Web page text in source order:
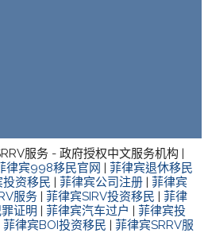
服务 - 政府授权中文服务机构 |
律宾998移民官网
菲律宾退休移民
资移民 菲律宾公司注册
菲律宾
服务 菲律宾SIRV投资移民
菲律
证明 菲律宾汽车过户
菲律宾投
菲律宾BOI投资移民
菲律宾SRRV服